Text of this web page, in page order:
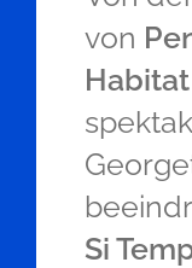
von
Habitat
Si